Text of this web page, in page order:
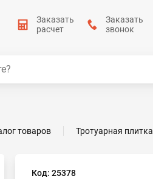
Заказать
расчет
Заказать
звонок
товаров Тротуарная плитка
Код: 25378